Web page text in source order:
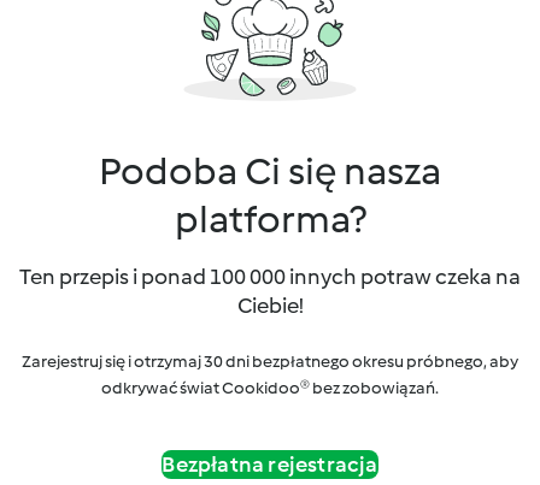
Podoba Ci się nasza
platforma?
Ten przepis i ponad 100 000 innych potraw czeka na
Ciebie!
Zarejestruj się i otrzymaj 30 dni bezpłatnego okresu próbnego, aby
odkrywać świat Cookidoo® bez zobowiązań.
Bezpłatna rejestracja